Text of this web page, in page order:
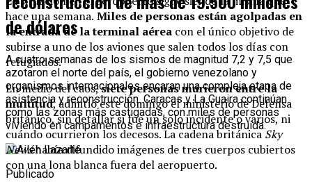
hace una semana. Miles de personas están agolpadas en
la entrada de la terminal aérea con el único objetivo de
subirse a uno de los aviones que salen todos los días con
refugiados.
En medio del caos,siete personas murieron entre la
multitud, admitió este domingo el ministerio de Defensa
británico, sin detallar si fue un solo incidente o varios, ni
cuándo ocurrieron los decesos. La cadena británicaSky
Newshabía difundido imágenes de tres cuerpos cubiertos
con una lona blanca fuera del aeropuerto.
de dólares
A cuatro semanas de los sismos de magnitud 7,2 y 7,5 que
azotaron el norte del país, el gobierno venezolano y
organismos internacionales encaran una compleja etapa de
asistencia y reconstrucción. Caracas y La Guaira continúan
como las zonas más castigadas, con miles de personas
viviendo en campamentos e infraestructura destruida.
Publicado